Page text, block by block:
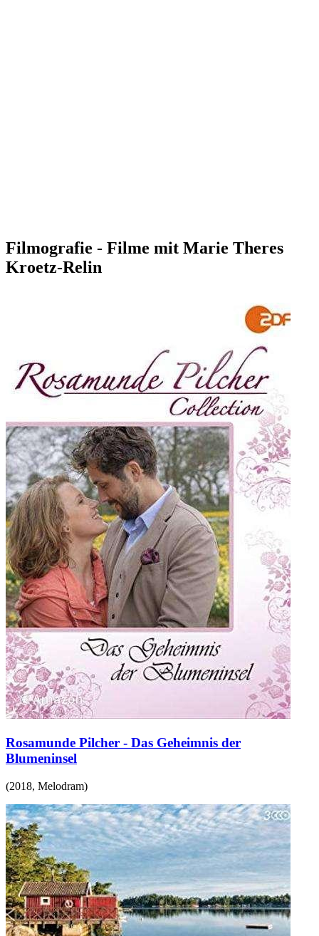
Filmografie - Filme mit Marie Theres
Kroetz-Relin
Rosamunde Pilcher - Das Geheimnis der
Blumeninsel
(2018, Melodram)